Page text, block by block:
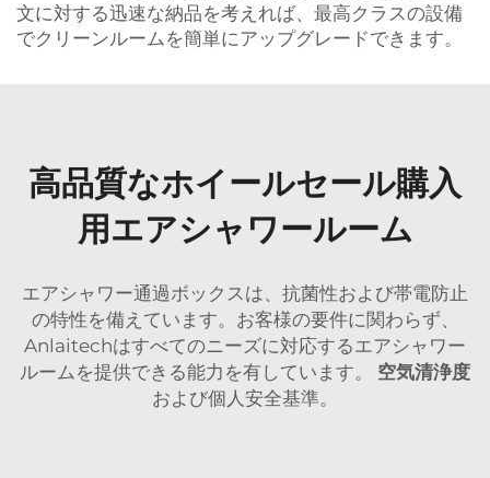
文に対する迅速な納品を考えれば、最高クラスの設備
でクリーンルームを簡単にアップグレードできます。
高品質なホイールセール購入
用エアシャワールーム
エアシャワー通過ボックスは、抗菌性および帯電防止
の特性を備えています。お客様の要件に関わらず、
Anlaitechはすべてのニーズに対応するエアシャワー
ルームを提供できる能力を有しています。 空気清浄度
および個人安全基準。